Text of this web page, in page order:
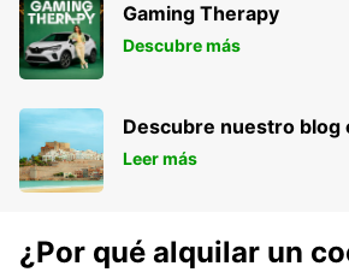
Gaming Therapy
Descubre más
Descubre nuestro blog
Leer más
¿Por qué alquilar un